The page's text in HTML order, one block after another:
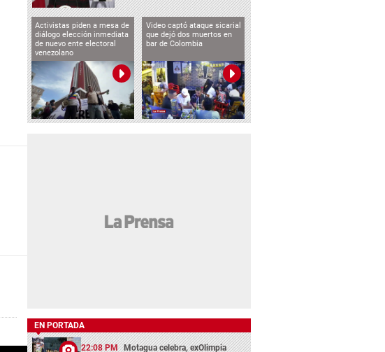
Activistas piden a mesa de
diálogo elección inmediata
de nuevo ente electoral
venezolano
Video captó ataque sicarial
que dejó dos muertos en
bar de Colombia
EN PORTADA
22:08 PM Motagua celebra, exOlimpia